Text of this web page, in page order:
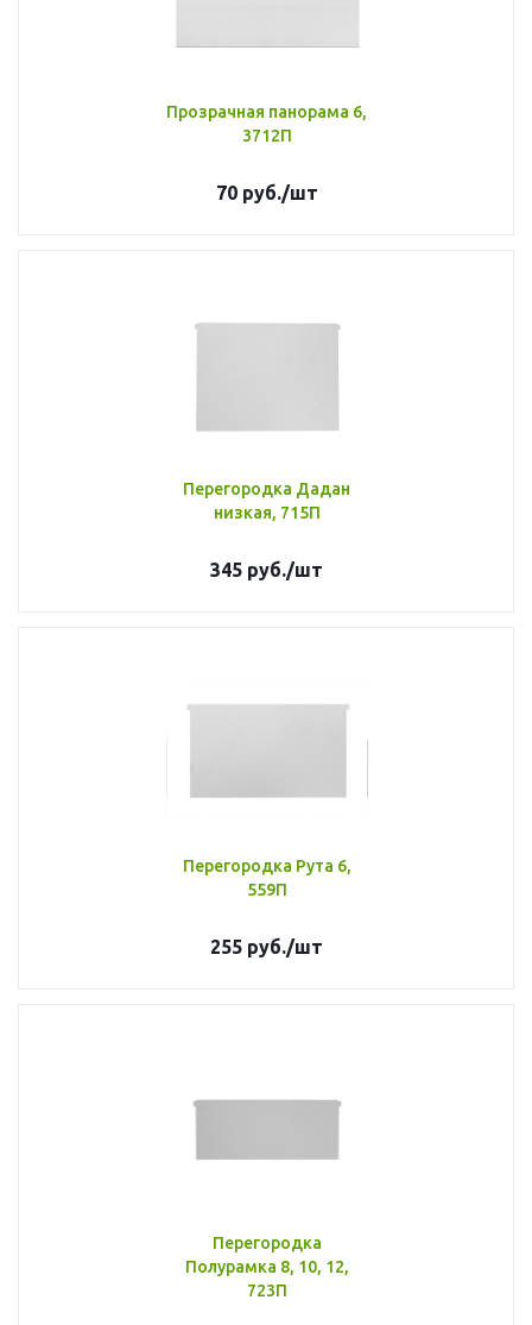
Прозрачная панорама 6,
3712П
70руб./шт
Перегородка Дадан
низкая, 715П
345 руб./шт
Перегородка Рута 6,
559П
255 руб./шт
Перегородка
Полурамка 8, 10, 12,
723П